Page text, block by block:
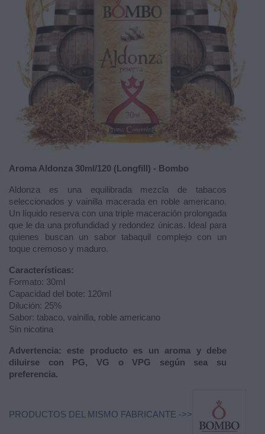
Aroma Aldonza 30ml/120 (Longfill) - Bombo
Aldonza es una equilibrada mezcla de tabacos
seleccionados y vainilla macerada en roble americano.
Un líquido reserva con una triple maceración prolongada
que le da una profundidad y redondez únicas. Ideal para
quienes buscan un sabor tabaquil complejo con un
toque cremoso y maduro.
Características:
Formato: 30ml
Capacidad del bote: 120ml
Dilución: 25%
Sabor: tabaco, vainilla, roble americano
Sin nicotina
Advertencia: este producto es un aroma y debe
diluirse con PG, VG o VPG según sea su
preferencia.
PRODUCTOS DEL MISMO FABRICANTE ->>